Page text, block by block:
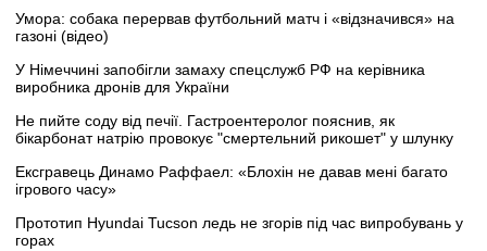
Умора: собака перервав футбольний матч і «відзначився» на
газоні (відео)
У Німеччині запобігли замаху спецслужб РФ на керівника
виробника дронів для України
Не пийте соду від печії. Гастроентеролог пояснив, як
бікарбонат натрію провокує "смертельний рикошет" у шлунку
Ексгравець Динамо Раффаел: «Блохін не давав мені багато
ігрового часу»
Прототип Hyundai Tucson ледь не згорів під час випробувань у
горах